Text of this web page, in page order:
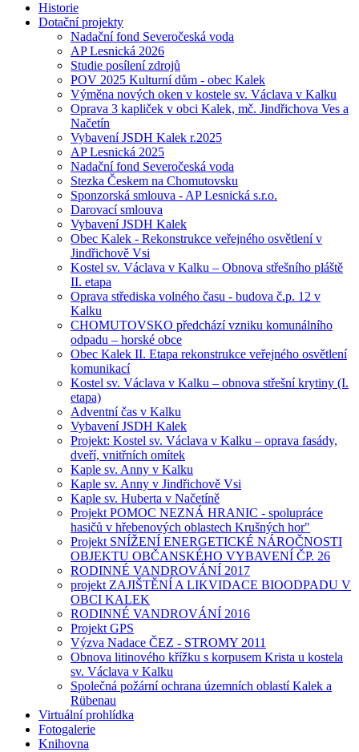
Historie
Dotační projekty
Nadační fond Severočeská voda
AP Lesnická 2026
Studie posílení zdrojů
POV 2025 Kulturní dům - obec Kalek
Výměna nových oken v kostele sv. Václava v Kalku
Oprava 3 kapliček v obci Kalek, mč. Jindřichova Ves a
Načetín
Vybavení JSDH Kalek r.2025
AP Lesnická 2025
Nadační fond Severočeská voda
Stezka Českem na Chomutovsku
Sponzorská smlouva - AP Lesnická s.r.o.
Darovací smlouva
Vybavení JSDH Kalek
Obec Kalek - Rekonstrukce veřejného osvětlení v
Jindřichově Vsi
Kostel sv. Václava v Kalku – Obnova střešního pláště
II. etapa
Oprava střediska volného času - budova č.p. 12 v
Kalku
CHOMUTOVSKO předchází vzniku komunálního
odpadu – horské obce
Obec Kalek II. Etapa rekonstrukce veřejného osvětlení
komunikací
Kostel sv. Václava v Kalku – obnova střešní krytiny (I.
etapa)
Adventní čas v Kalku
Vybavení JSDH Kalek
Projekt: Kostel sv. Václava v Kalku – oprava fasády,
dveří, vnitřních omítek
Kaple sv. Anny v Kalku
Kaple sv. Anny v Jindřichově Vsi
Kaple sv. Huberta v Načetíně
Projekt POMOC NEZNÁ HRANIC - spolupráce
hasičů v hřebenových oblastech Krušných hor"
Projekt SNÍŽENÍ ENERGETICKÉ NÁROČNOSTI
OBJEKTU OBČANSKÉHO VYBAVENÍ ČP. 26
RODINNÉ VANDROVÁNÍ 2017
projekt ZAJIŠTĚNÍ A LIKVIDACE BIOODPADU V
OBCI KALEK
RODINNÉ VANDROVÁNÍ 2016
Projekt GPS
Výzva Nadace ČEZ - STROMY 2011
Obnova litinového křížku s korpusem Krista u kostela
sv. Václava v Kalku
Společná požární ochrana územních oblastí Kalek a
Rübenau
Virtuální prohlídka
Fotogalerie
Knihovna